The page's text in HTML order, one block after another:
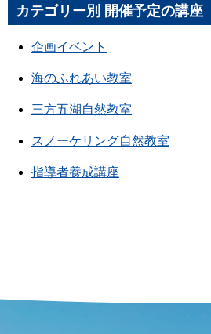
カテゴリー別 開催予定の講座
企画イベント
海のふれあい教室
三方五湖自然教室
スノーケリング自然教室
指導者養成講座